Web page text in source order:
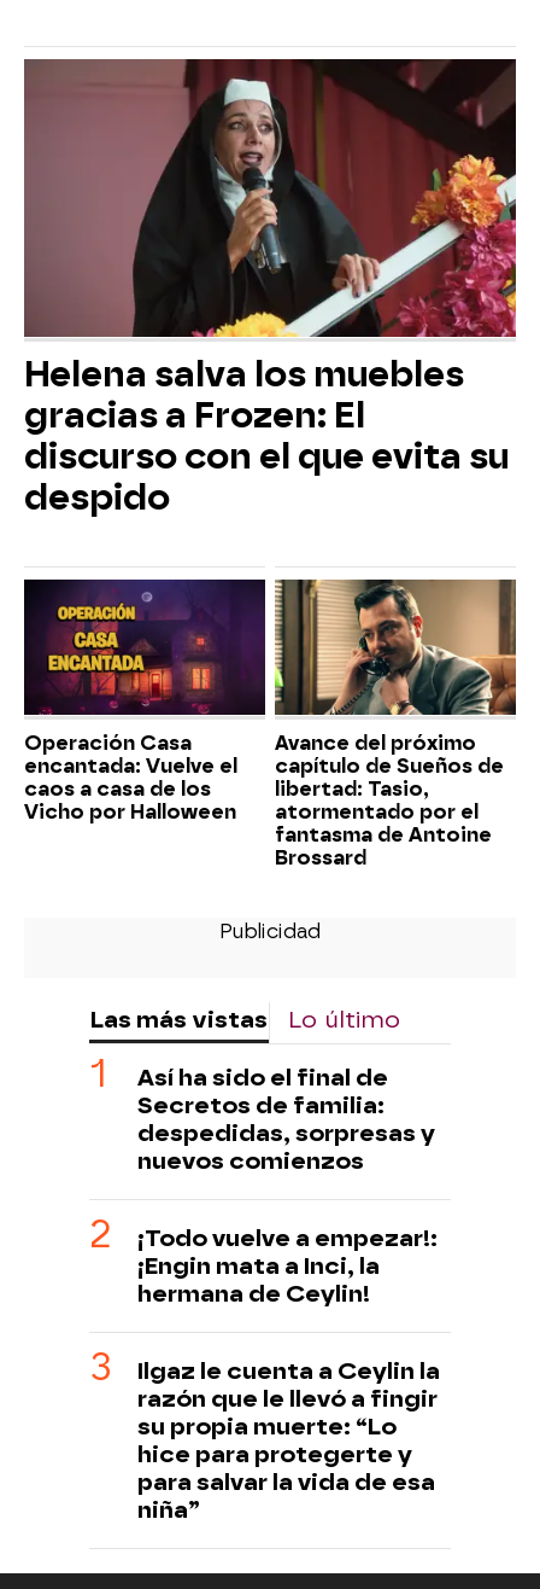
Helena salva los muebles
gracias a Frozen: El
discurso con el que evita su
despido
Operación Casa
encantada: Vuelve el
caos a casa de los
Vicho por Halloween
Avance del próximo
capítulo de Sueños de
libertad: Tasio,
atormentado por el
fantasma de Antoine
Brossard
Las más vistas Lo último
Así ha sido el final de
Secretos de familia:
despedidas, sorpresas y
nuevos comienzos
¡Todo vuelve a empezar!:
¡Engin mata a Inci, la
hermana de Ceylin!
Ilgaz le cuenta a Ceylin la
razón que le llevó a fingir
su propia muerte: “Lo
hice para protegerte y
para salvar la vida de esa
niña”